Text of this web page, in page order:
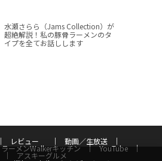
水瀬さらら（Jams Collection）が
超絶解説！私の豚骨ラーメンのタ
イプを全てお話しします
レビュー 動画／生放送
ラーメンWalkerキッチン YouTube
アスキーグルメ